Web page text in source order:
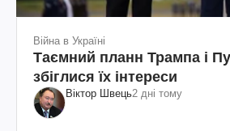
Війна в Україні
Таємний планн Трампа і
збіглися їх інтереси
Віктор Швець2 дні тому